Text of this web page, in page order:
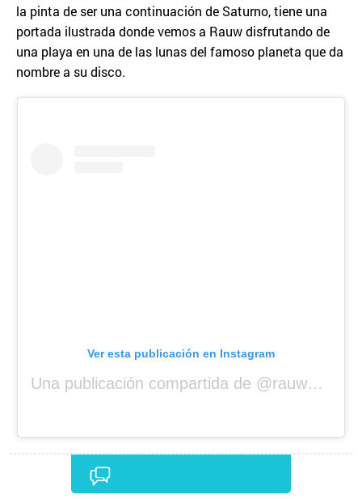
la pinta de ser una continuación de Saturno, tiene una
portada ilustrada donde vemos a Rauw disfrutando de
una playa en una de las lunas del famoso planeta que da
nombre a su disco.
Ver esta publicación en Instagram
Una publicación compartida de @rauwalejandro